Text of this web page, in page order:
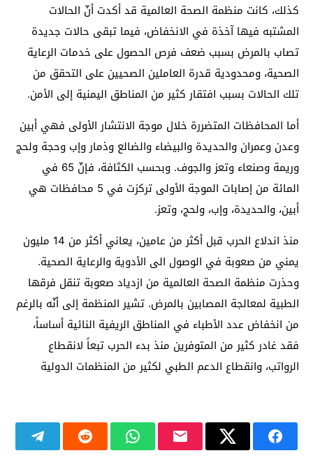
كذلك، كانت منظمة الصحة العالمية قد أكدت أنّ الحالات
المشتبه فيها آخذة في الانخفاض، فيما تبقى حالات جديدة
تصاب بالمرض بسبب ضعف فرص الحصول على خدمات الرعاية
الصحية، ومحدودية قدرة العاملين الصحيين على التحقق من
تلك الحالات بسبب افتقار كثير من المناطق اليمنية إلى الأمن.
أما المحافظات المتضررة خلال موجة الانتشار الأولى فهي أبين
وعدن وعمران والحديدة والبيضاء والضالع وذمار وإب وحجة ولحج
وريمة وصنعاء وتعز والجوف. وبحسب الكثافة، فإنّ 65 في
المائة من إصابات الموجة الأولى تركزت في 5 محافظات هي
أبين، والحديدة، وإب، ولحج، وتعز.
منذ اندلاع الحرب قبل أكثر من عامين، يعاني أكثر من 14 مليون
يمني من صعوبة في الوصول الى الأدوية والرعاية الصحية.
وحذرت منظمة الصحة العالمية من ازدياد صعوبة تنقل فرقها
الطبية لمعالجة المصابين بالمرض. تشير المنظمة إلى أنّه بالرغم
من انخفاض عدد الأطباء في المناطق الريفية النائية أساساً،
فقد غادر كثير من المتوفرين منذ بدء الحرب تبعاً لانقطاع
الرواتب، وانقطاع الدعم الطبي لكثير من المنظمات الدولية